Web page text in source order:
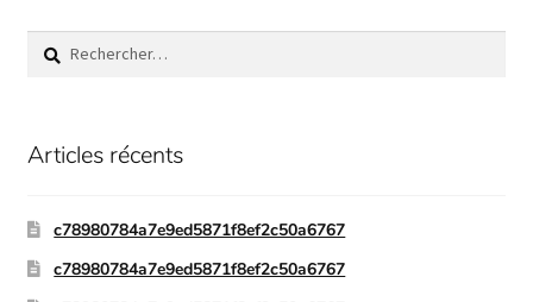
Articles récents
c78980784a7e9ed5871f8ef2c50a6767
c78980784a7e9ed5871f8ef2c50a6767